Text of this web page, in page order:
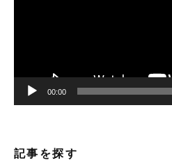
00:00
記事を探す